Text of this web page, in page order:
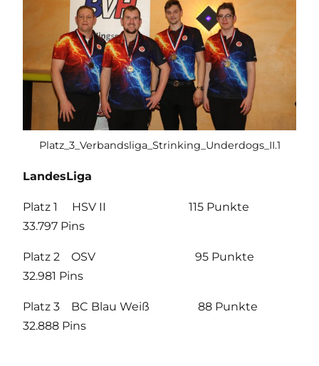
Platz_3_Verbandsliga_Strinking_Underdogs_II.1
LandesLiga
Platz 1 HSV II 115 Punkte
33.797 Pins
Platz 2 OSV 95 Punkte
32.981 Pins
Platz 3 BC Blau Weiß 88 Punkte
32.888 Pins